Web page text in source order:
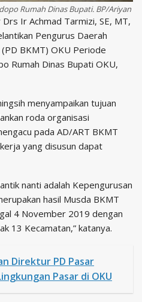
Rumah Dinas Bupati. BP/Ariyan
Drs Ir Achmad Tarmizi, SE, MT,
Pengurus Daerah
BKMT) OKU Periode
Rumah Dinas Bupati OKU,
menyampaikan tujuan
roda organisasi
pada AD/ART BKMT
yang disusun dapat
nanti adalah Kepengurusan
hasil Musda BKMT
4 November 2019 dengan
13 Kecamatan,” katanya.
Direktur PD Pasar
Pasar di OKU